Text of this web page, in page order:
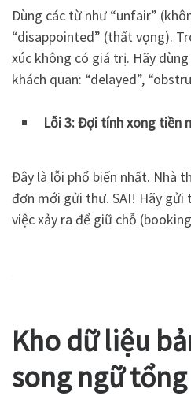
Dùng các từ như “unfair”
“disappointed” (thất vọng).
xúc không có giá trị. Hãy
khách quan: “delayed”,
Lỗi 3: Đợi tính xong tiền
Đây là lỗi phổ biến nhất. Nhà
đơn mới gửi thư. SAI! Hãy gửi
việc xảy ra để giữ chỗ
Kho dữ liệu
song ngữ